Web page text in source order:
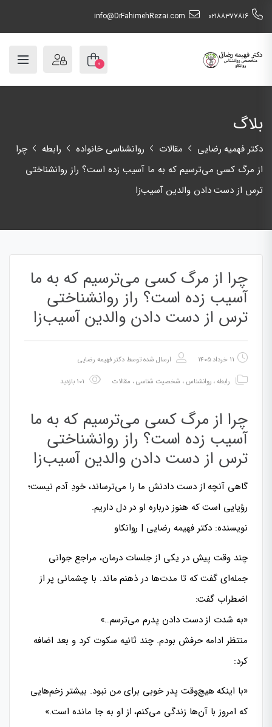
٠٢١٨٨٣٧٧٨١٦ info@DrFahimehRezai.com
۰
بلاگ
دکتر فهمیه رضایی مقالات روانشناسی خانواده رابطه
چرا
از مرگ کسی می‌ترسیم که به ما آسیب زده است؟ راز روانشناختی
ترس از دست دادن والدین آسیب‌زا
چرا از مرگ کسی می‌ترسیم که به ما
آسیب زده است؟ راز روانشناختی
ترس از دست دادن والدین آسیب‌زا
۱۱ خرداد ۱۴۰۵ ارسال شده توسطدکتر فهیمه رضایی
رابطه، روانشناس ، شخصیت شناسی، مقالات
چرا از مرگ کسی می‌ترسیم که به ما
آسیب زده است؟ راز روانشناختی
ترس از دست دادن والدین آسیب‌زا
گاهی آنچه از دست دادنش ما را می‌ترساند، خودِ آدم نیست؛
رؤیایی است که هنوز درباره او در دل داریم.
نویسنده: دکتر فهیمه رضایی | روانکاو
چند وقت پیش در یکی از جلسات درمان، مراجع جوانی
جمله‌ای گفت که تا مدت‌ها در ذهنم ماند. با چشمانی پر از
اضطراب گفت:
«به شدت از دست دادن پدرم می‌ترسم…»
منتظر ادامه حرفش بودم. چند ثانیه سکوت کرد و بعد اضافه
کرد:
«با اینکه هیچ‌وقت پدر خوبی برای من نبود. بیشتر زخم‌هایی
که امروز با آن‌ها زندگی می‌کنم، از او به جا مانده است.»